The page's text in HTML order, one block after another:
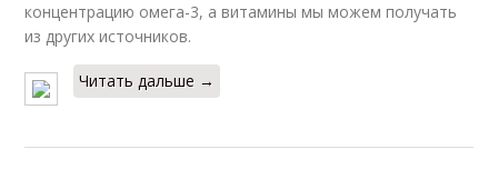
концентрацию омега-3, а витамины мы можем получать
из других источников.
Читать дальше →